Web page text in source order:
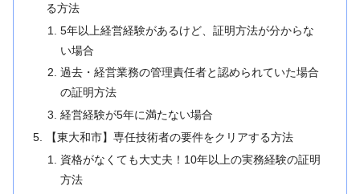
る方法
5年以上経営経験があるけど、証明方法が分からな
い場合
過去・経営業務の管理責任者と認められていた場合
の証明方法
経営経験が5年に満たない場合
【東大和市】専任技術者の要件をクリアする方法
資格がなくても大丈夫！10年以上の実務経験の証明
方法